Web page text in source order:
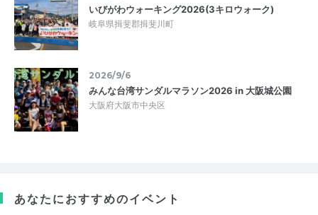
いびがわウォーキング2026(3キロウォーク)
岐阜県揖斐郡揖斐川町
2026/9/6
みんな台湾サンダルマラソン2026 in 大阪城公園
大阪府大阪市中央区
あなたにおすすめのイベント